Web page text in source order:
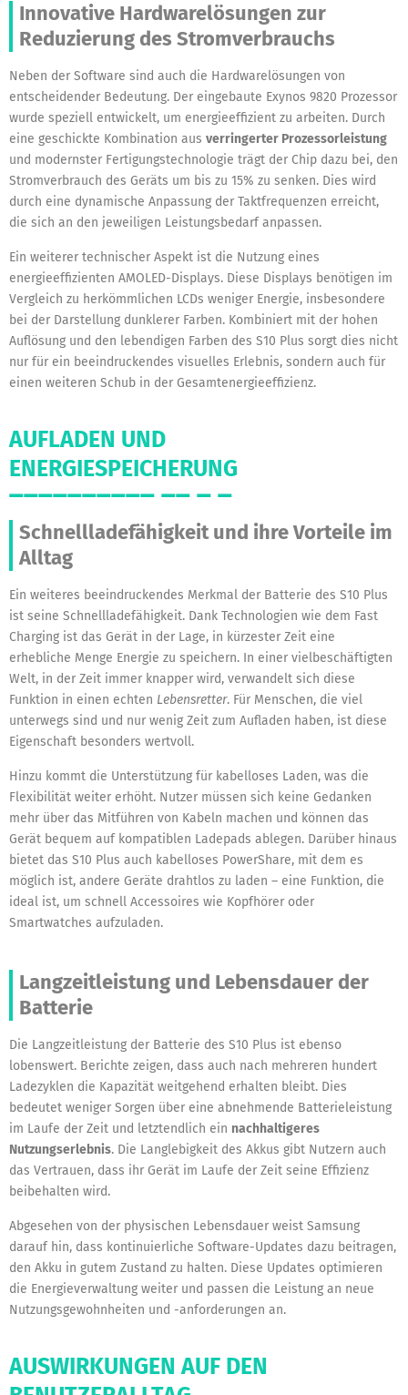
Innovative Hardwarelösungen zur
Reduzierung des Stromverbrauchs
Neben der Software sind auch die Hardwarelösungen von
entscheidender Bedeutung. Der eingebaute Exynos 9820 Prozessor
wurde speziell entwickelt, um energieeffizient zu arbeiten. Durch
eine geschickte Kombination aus verringerter Prozessorleistung
und modernster Fertigungstechnologie trägt der Chip dazu bei, den
Stromverbrauch des Geräts um bis zu 15% zu senken. Dies wird
durch eine dynamische Anpassung der Taktfrequenzen erreicht,
die sich an den jeweiligen Leistungsbedarf anpassen.
Ein weiterer technischer Aspekt ist die Nutzung eines
energieeffizienten AMOLED-Displays. Diese Displays benötigen im
Vergleich zu herkömmlichen LCDs weniger Energie, insbesondere
bei der Darstellung dunklerer Farben. Kombiniert mit der hohen
Auflösung und den lebendigen Farben des S10 Plus sorgt dies nicht
nur für ein beeindruckendes visuelles Erlebnis, sondern auch für
einen weiteren Schub in der Gesamtenergieeffizienz.
AUFLADEN UND
ENERGIESPEICHERUNG
Schnellladefähigkeit und ihre Vorteile im
Alltag
Ein weiteres beeindruckendes Merkmal der Batterie des S10 Plus
ist seine Schnellladefähigkeit. Dank Technologien wie dem Fast
Charging ist das Gerät in der Lage, in kürzester Zeit eine
erhebliche Menge Energie zu speichern. In einer vielbeschäftigten
Welt, in der Zeit immer knapper wird, verwandelt sich diese
Funktion in einen echten Lebensretter. Für Menschen, die viel
unterwegs sind und nur wenig Zeit zum Aufladen haben, ist diese
Eigenschaft besonders wertvoll.
Hinzu kommt die Unterstützung für kabelloses Laden, was die
Flexibilität weiter erhöht. Nutzer müssen sich keine Gedanken
mehr über das Mitführen von Kabeln machen und können das
Gerät bequem auf kompatiblen Ladepads ablegen. Darüber hinaus
bietet das S10 Plus auch kabelloses PowerShare, mit dem es
möglich ist, andere Geräte drahtlos zu laden – eine Funktion, die
ideal ist, um schnell Accessoires wie Kopfhörer oder
Smartwatches aufzuladen.
Langzeitleistung und Lebensdauer der
Batterie
Die Langzeitleistung der Batterie des S10 Plus ist ebenso
lobenswert. Berichte zeigen, dass auch nach mehreren hundert
Ladezyklen die Kapazität weitgehend erhalten bleibt. Dies
bedeutet weniger Sorgen über eine abnehmende Batterieleistung
im Laufe der Zeit und letztendlich ein nachhaltigeres
Nutzungserlebnis. Die Langlebigkeit des Akkus gibt Nutzern auch
das Vertrauen, dass ihr Gerät im Laufe der Zeit seine Effizienz
beibehalten wird.
Abgesehen von der physischen Lebensdauer weist Samsung
darauf hin, dass kontinuierliche Software-Updates dazu beitragen,
den Akku in gutem Zustand zu halten. Diese Updates optimieren
die Energieverwaltung weiter und passen die Leistung an neue
Nutzungsgewohnheiten und -anforderungen an.
AUSWIRKUNGEN AUF DEN